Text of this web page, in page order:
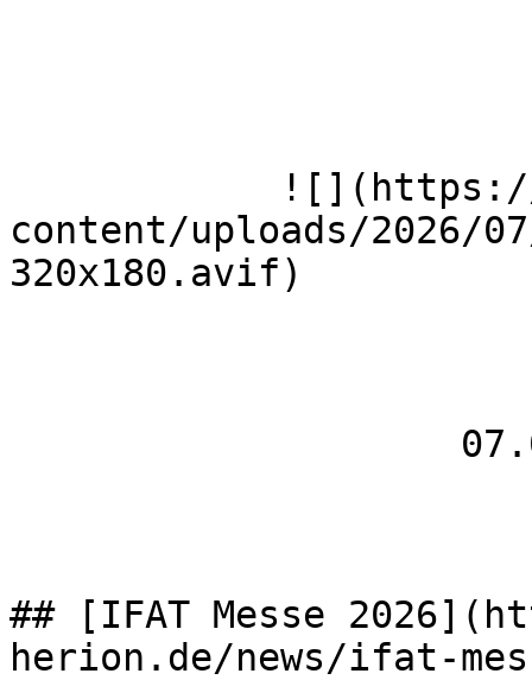
content/uploads/2026/
320x180.avif)
## [IFAT Messe
herion.de/news/ifat-